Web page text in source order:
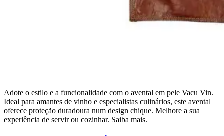
Adote o estilo e a funcionalidade com o avental em pele Vacu Vin.
Ideal para amantes de vinho e especialistas culinários, este avental
oferece proteção duradoura num design chique. Melhore a sua
experiência de servir ou cozinhar. Saiba mais.